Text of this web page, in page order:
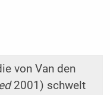
von Van den
2001) schwelt